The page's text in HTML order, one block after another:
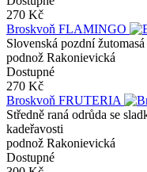
270 Kč
Broskvoň FLAMINGO
Slovenská pozdní
podnož Rakonievická
Dostupné
270 Kč
Broskvoň FRUTERIA
Středně raná odrůda se
kadeřavosti
podnož Rakonievická
Dostupné